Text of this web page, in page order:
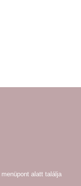
menüpont alatt találja